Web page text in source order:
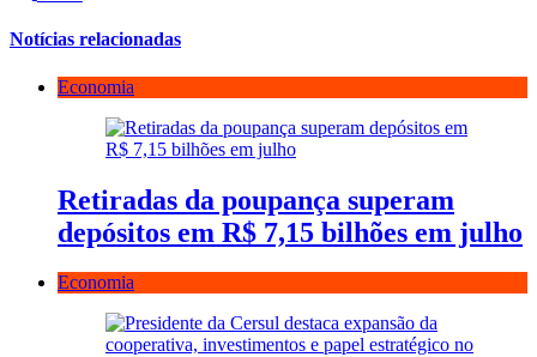
Notícias relacionadas
Economia
Retiradas da poupança superam
depósitos em R$ 7,15 bilhões em julho
Economia